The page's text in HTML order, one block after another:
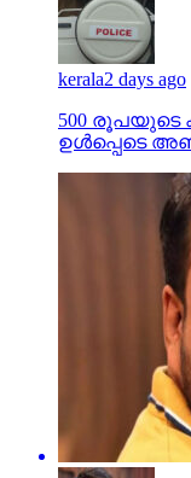
kerala2 days ago
500 രൂപയുടെ
ഉള്‍പ്പെടെ